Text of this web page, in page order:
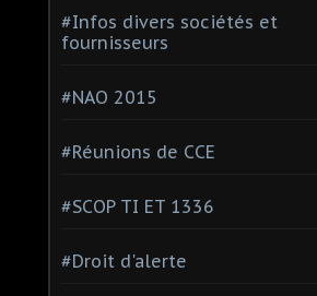
#Infos divers sociétés et
fournisseurs
#NAO 2015
#Réunions de CCE
#SCOP TI ET 1336
#Droit d'alerte